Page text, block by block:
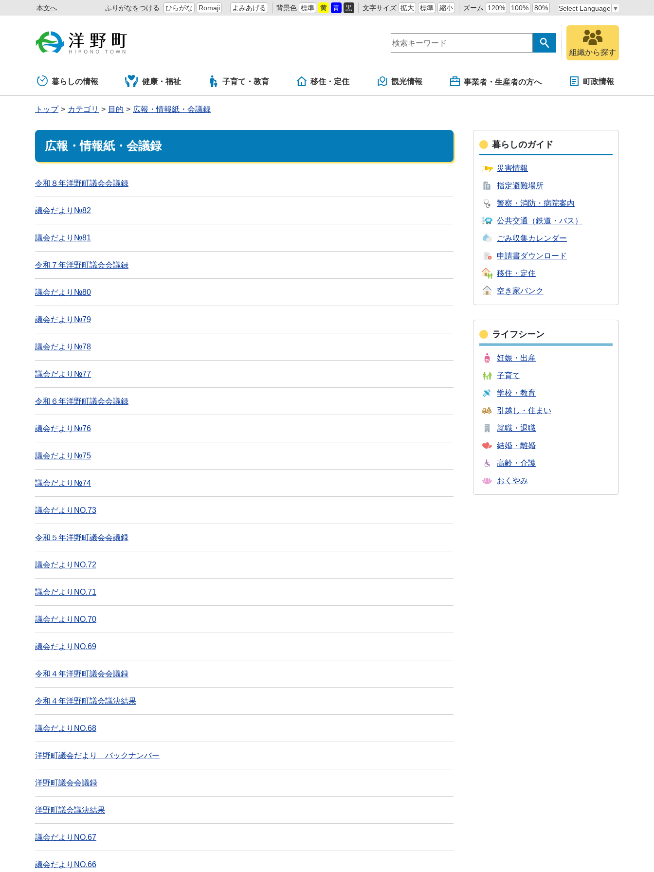
本文へ ふりがなをつける ひらがな Romaji よみあげる 背景色 標準 黄 青 黒 文字サイズ 拡大 標準 縮小 ズーム 120% 100% 80% Select Language ▼
組織から探す
暮らしの情報 健康・福祉 子育て・教育 移住・定住 観光情報 事業者・生産者の方へ 町政情報
トップ カテゴリ 目的 広報・情報紙・会議録
広報・情報紙・会議録
令和８年洋野町議会会議録
議会だより№82
議会だより№81
令和７年洋野町議会会議録
議会だより№80
議会だより№79
議会だより№78
議会だより№77
令和６年洋野町議会会議録
議会だより№76
議会だより№75
議会だより№74
議会だよりNO.73
令和５年洋野町議会会議録
議会だよりNO.72
議会だよりNO.71
議会だよりNO.70
議会だよりNO.69
令和４年洋野町議会会議録
令和４年洋野町議会議決結果
議会だよりNO.68
洋野町議会だより バックナンバー
洋野町議会会議録
洋野町議会議決結果
議会だよりNO.67
議会だよりNO.66
暮らしのガイド
災害情報
指定避難場所
警察・消防・ 病院案内
公共交通 （鉄道・バス）
ごみ収集カレンダー
申請書ダウンロード
移住・定住
空き家バンク
ライフシーン
妊娠・出産
子育て
学校・教育
引越し・住まい
就職・退職
結婚・離婚
高齢・介護
おくやみ